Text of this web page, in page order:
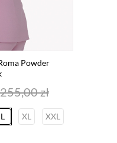
Powder
Cena
255,00 zł
L XL XXL